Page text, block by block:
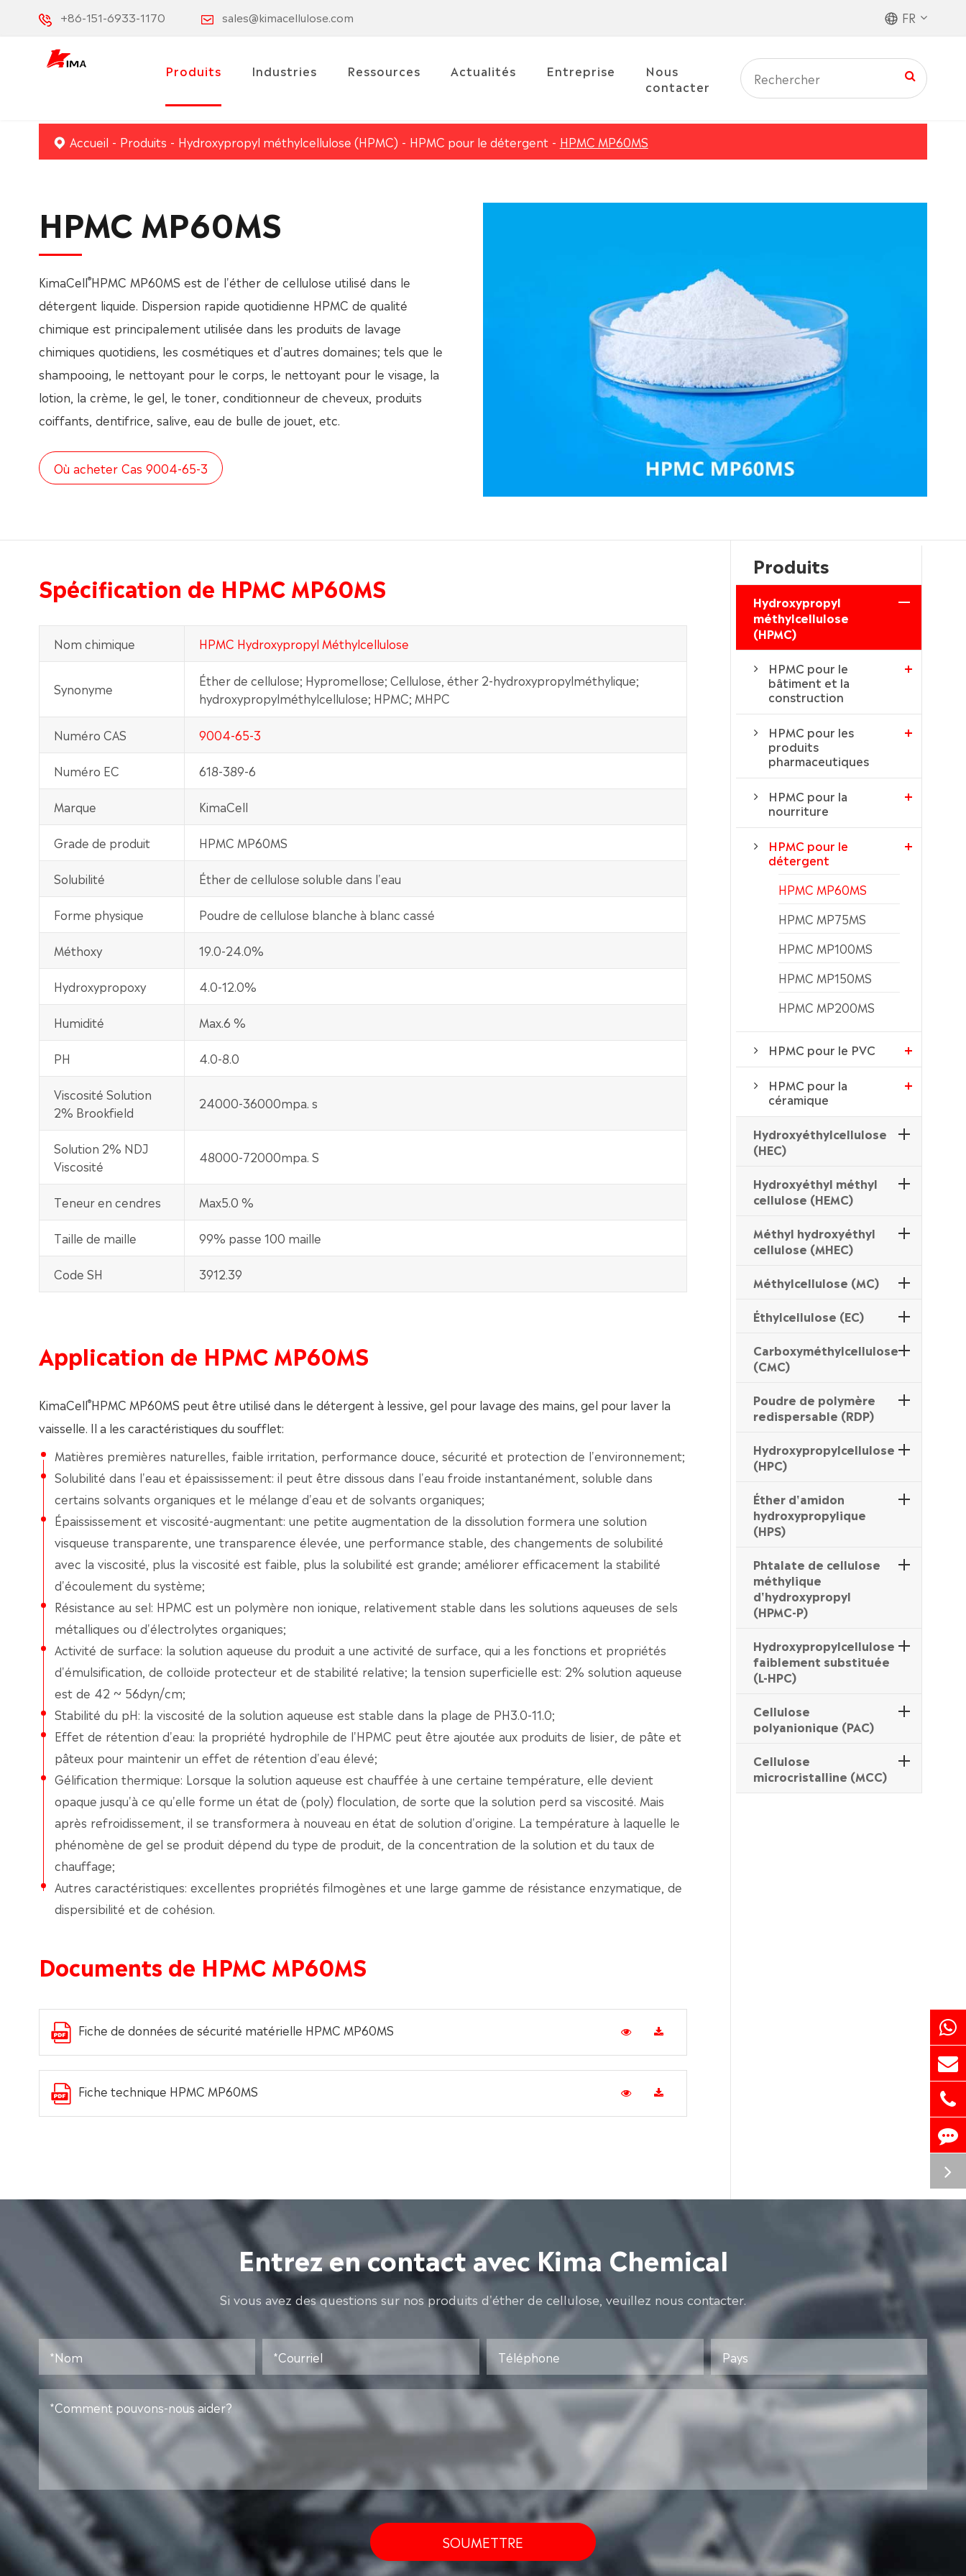
+86-151-6933-1170 sales@kimacellulose.com FR
Produits Industries Ressources Actualités Entreprise
Nous
contacter
Accueil Produits Hydroxypropyl méthylcellulose (HPMC) HPMC pour le détergent HPMC MP60MS
HPMC MP60MS
KimaCell®HPMC MP60MS est de l'éther de cellulose utilisé dans le
détergent liquide. Dispersion rapide quotidienne HPMC de qualité
chimique est principalement utilisée dans les produits de lavage
chimiques quotidiens, les cosmétiques et d'autres domaines; tels que le
shampooing, le nettoyant pour le corps, le nettoyant pour le visage, la
lotion, la crème, le gel, le toner, conditionneur de cheveux, produits
coiffants, dentifrice, salive, eau de bulle de jouet, etc.
Où acheter Cas 9004-65-3
Spécification de HPMC MP60MS
Nom chimique HPMC Hydroxypropyl Méthylcellulose
Synonyme
Éther de cellulose; Hypromellose; Cellulose, éther 2-hydroxypropylméthylique;
hydroxypropylméthylcellulose; HPMC; MHPC
Numéro CAS 9004-65-3
Numéro EC 618-389-6
Marque KimaCell
Grade de produit HPMC MP60MS
Solubilité Éther de cellulose soluble dans l'eau
Forme physique Poudre de cellulose blanche à blanc cassé
Méthoxy 19.0-24.0%
Hydroxypropoxy 4.0-12.0%
Humidité Max.6 %
PH 4.0-8.0
Viscosité Solution
2% Brookfield
24000-36000mpa. s
Solution 2% NDJ
Viscosité
48000-72000mpa. S
Teneur en cendres Max5.0 %
Taille de maille 99% passe 100 maille
Code SH 3912.39
Application de HPMC MP60MS
KimaCell®HPMC MP60MS peut être utilisé dans le détergent à lessive, gel pour lavage des mains, gel pour laver la
vaisselle. Il a les caractéristiques du soufflet:
Matières premières naturelles, faible irritation, performance douce, sécurité et protection de l'environnement;
Solubilité dans l'eau et épaississement: il peut être dissous dans l'eau froide instantanément, soluble dans
certains solvants organiques et le mélange d'eau et de solvants organiques;
Épaississement et viscosité-augmentant: une petite augmentation de la dissolution formera une solution
visqueuse transparente, une transparence élevée, une performance stable, des changements de solubilité
avec la viscosité, plus la viscosité est faible, plus la solubilité est grande; améliorer efficacement la stabilité
d'écoulement du système;
Résistance au sel: HPMC est un polymère non ionique, relativement stable dans les solutions aqueuses de sels
métalliques ou d'électrolytes organiques;
Activité de surface: la solution aqueuse du produit a une activité de surface, qui a les fonctions et propriétés
d'émulsification, de colloïde protecteur et de stabilité relative; la tension superficielle est: 2% solution aqueuse
est de 42 ~ 56dyn/cm;
Stabilité du pH: la viscosité de la solution aqueuse est stable dans la plage de PH3.0-11.0;
Effet de rétention d'eau: la propriété hydrophile de l'HPMC peut être ajoutée aux produits de lisier, de pâte et
pâteux pour maintenir un effet de rétention d'eau élevé;
Gélification thermique: Lorsque la solution aqueuse est chauffée à une certaine température, elle devient
opaque jusqu'à ce qu'elle forme un état de (poly) floculation, de sorte que la solution perd sa viscosité. Mais
après refroidissement, il se transformera à nouveau en état de solution d'origine. La température à laquelle le
phénomène de gel se produit dépend du type de produit, de la concentration de la solution et du taux de
chauffage;
Autres caractéristiques: excellentes propriétés filmogènes et une large gamme de résistance enzymatique, de
dispersibilité et de cohésion.
Documents de HPMC MP60MS
Fiche de données de sécurité matérielle HPMC MP60MS
Fiche technique HPMC MP60MS
Produits
Hydroxypropyl
méthylcellulose
(HPMC)
HPMC pour le
bâtiment et la
construction
HPMC pour les
produits
pharmaceutiques
HPMC pour la
nourriture
HPMC pour le
détergent
HPMC MP60MS
HPMC MP75MS
HPMC MP100MS
HPMC MP150MS
HPMC MP200MS
HPMC pour le PVC
HPMC pour la
céramique
Hydroxyéthylcellulose
(HEC)
Hydroxyéthyl méthyl
cellulose (HEMC)
Méthyl hydroxyéthyl
cellulose (MHEC)
Méthylcellulose (MC)
Éthylcellulose (EC)
Carboxyméthylcellulose
(CMC)
Poudre de polymère
redispersable (RDP)
Hydroxypropylcellulose
(HPC)
Éther d'amidon
hydroxypropylique
(HPS)
Phtalate de cellulose
méthylique
d'hydroxypropyl
(HPMC-P)
Hydroxypropylcellulose
faiblement substituée
(L-HPC)
Cellulose
polyanionique (PAC)
Cellulose
microcristalline (MCC)
Entrez en contact avec Kima Chemical
Si vous avez des questions sur nos produits d'éther de cellulose, veuillez nous contacter.
SOUMETTRE